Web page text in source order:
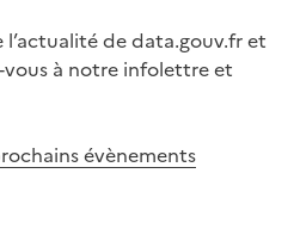
de data.gouv.fr et
vous à notre infolettre et
évènements